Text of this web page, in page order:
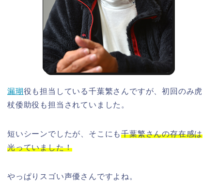
漏瑚役も担当している千葉繁さんですが、初回のみ虎
杖倭助役も担当されていました。
短いシーンでしたが、そこにも千葉繁さんの存在感は
光っていました！
やっぱりスゴい声優さんですよね。